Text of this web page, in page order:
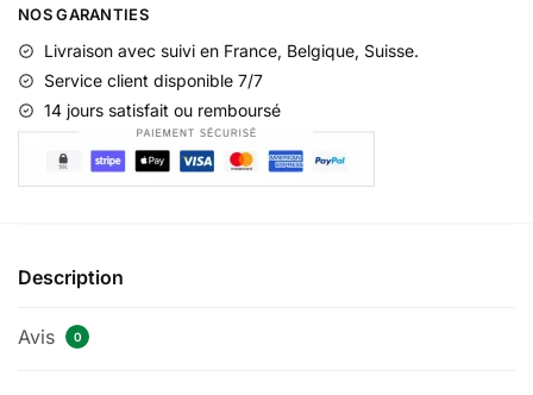
NOS GARANTIES
Livraison avec suivi en France, Belgique, Suisse.
Service client disponible 7/7
14 jours satisfait ou remboursé
Description
Avis 0